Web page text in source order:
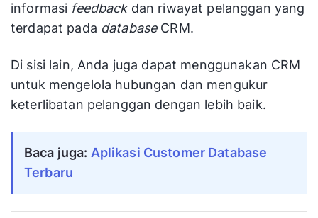
informasi feedback dan riwayat pelanggan yang
terdapat pada database CRM.
Di sisi lain, Anda juga dapat menggunakan CRM
untuk mengelola hubungan dan mengukur
keterlibatan pelanggan dengan lebih baik.
Baca juga: Aplikasi Customer Database
Terbaru